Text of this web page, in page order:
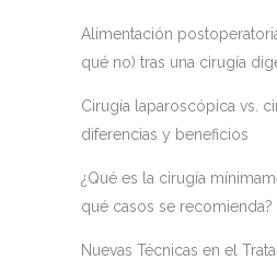
Alimentación
qué no) tras una cirugía
Cirugía laparoscópica vs.
diferencias y beneficios
¿Qué es la cirugía
qué casos se recomienda?
Nuevas Técnicas en el